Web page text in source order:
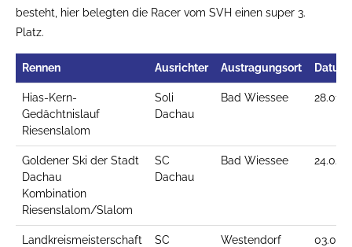
besteht, hier belegten die Racer vom SVH einen super 3.
Platz.
Rennen Ausrichter Austragungsort Datum
Hias-Kern-
Gedächtnislauf
Riesenslalom
Soli
Dachau
Bad Wiessee
Goldener Ski der Stadt
Dachau
Kombination
Riesenslalom/Slalom
SC
Dachau
Bad Wiessee
Landkreismeisterschaft
SC
Westendorf